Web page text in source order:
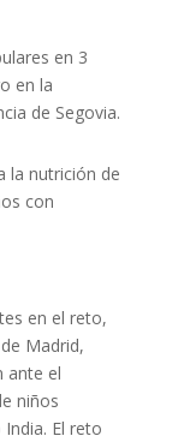
en 3
en la
de Segovia.
la nutrición de
con
en el reto,
Madrid,
ante el
niños
El reto